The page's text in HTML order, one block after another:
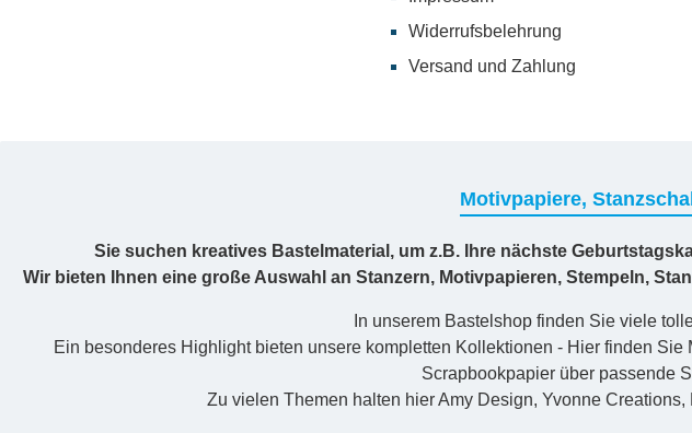
Widerrufsbelehrung
Versand und Zahlung
Motivpapiere,
Sie suchen kreatives Bastelmaterial, um z.B. Ihre nächste
Wir bieten Ihnen eine große Auswahl an Stanzern, Motivpapieren, Stempeln,
In unserem Bastelshop finden Sie viele
Ein besonderes Highlight bieten unsere kompletten Kollektionen - Hier finden
Scrapbookpapier über passende
Zu vielen Themen halten hier Amy Design, Yvonne